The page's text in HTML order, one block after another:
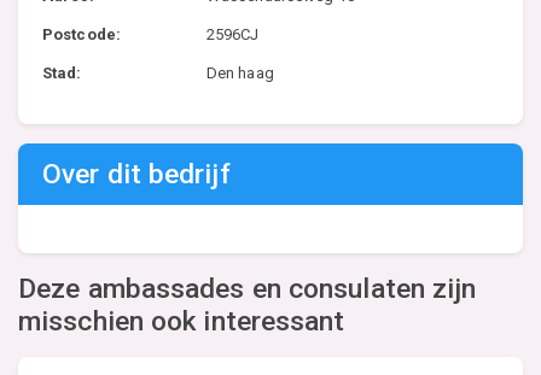
Postcode: 2596CJ
Stad: Den haag
Over dit bedrijf
Deze ambassades en consulaten zijn
misschien ook interessant